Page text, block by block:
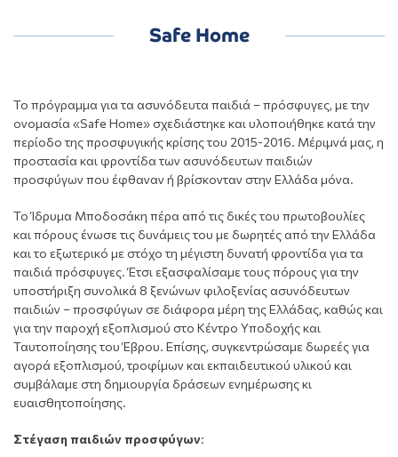
Safe Home
Το πρόγραμμα για τα ασυνόδευτα παιδιά – πρόσφυγες, με την
ονομασία «Safe Home» σχεδιάστηκε και υλοποιήθηκε κατά την
περίοδο της προσφυγικής κρίσης του 2015-2016. Μέριμνά μας, η
προστασία και φροντίδα των ασυνόδευτων παιδιών
προσφύγων που έφθαναν ή βρίσκονταν στην Ελλάδα μόνα.
Το Ίδρυμα Μποδοσάκη πέρα από τις δικές του πρωτοβουλίες
και πόρους ένωσε τις δυνάμεις του με δωρητές από την Ελλάδα
και το εξωτερικό με στόχο τη μέγιστη δυνατή φροντίδα για τα
παιδιά πρόσφυγες. Έτσι εξασφαλίσαμε τους πόρους για την
υποστήριξη συνολικά 8 ξενώνων φιλοξενίας ασυνόδευτων
παιδιών – προσφύγων σε διάφορα μέρη της Ελλάδας, καθώς και
για την παροχή εξοπλισμού στο Κέντρο Υποδοχής και
Ταυτοποίησης του Έβρου. Επίσης, συγκεντρώσαμε δωρεές για
αγορά εξοπλισμού, τροφίμων και εκπαιδευτικού υλικού και
συμβάλαμε στη δημιουργία δράσεων ενημέρωσης κι
ευαισθητοποίησης.
Στέγαση παιδιών προσφύγων: